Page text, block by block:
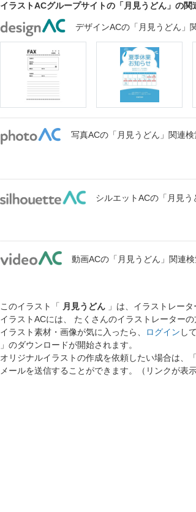
イラストACグループサイトの「月見うどん」の関
デザインACの「月見うどん」
写真ACの「月見うどん」関連
シルエットACの「月見
動画ACの「月見うどん」関連
このイラスト「 月見うどん 」は、イラストレータ
イラストACには、 たくさんのイラストレーター
イラスト素材・画像が気に入ったら、
ログイン し
」のダウンロードが開始されます。
オリジナルイラストの作成を依頼したい場合は、「
メールを送信することができます。（リンクが表